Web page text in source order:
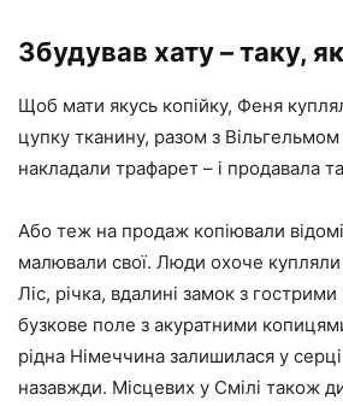
Збудував хату – таку,
Щоб мати якусь копійку, Феня
цупку тканину, разом з Вільгельмом
накладали трафарет – і продавала
Або теж на продаж копіювали
малювали свої. Люди охоче купляли
Ліс, річка, вдалині замок з
бузкове поле з акуратними
рідна Німеччина залишилася у
назавжди. Місцевих у Смілі також